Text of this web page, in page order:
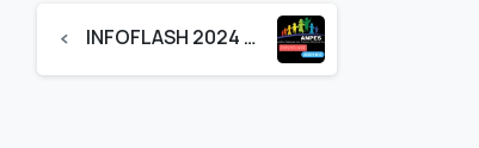
INFOFLASH 2024 N°2